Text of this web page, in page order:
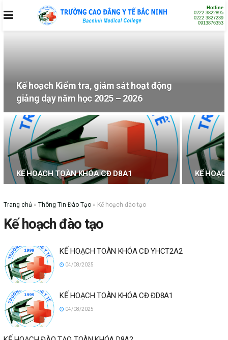
Hotline
0222 3822895
0222 3827239
0913876353
Kế hoạch Kiểm tra, giám sát hoạt động
giảng dạy năm học 2025 – 2026
KẾ HOẠCH TOÀN KHÓA CĐ D8A1 KẾ
Trang chủ » Thông Tin Đào Tạo » Kế hoạch đào tạo
Kế hoạch đào tạo
KẾ HOẠCH TOÀN KHÓA CĐ YHCT2A2
04/08/2025
KẾ HOẠCH TOÀN KHÓA CĐ ĐD8A1
04/08/2025